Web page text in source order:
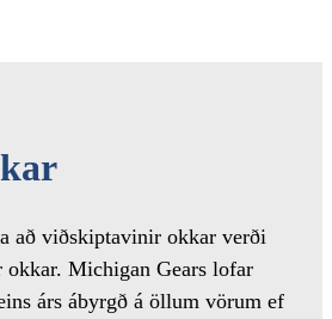
að viðskiptavinir okkar verði
Michigan Gears lofar
árs ábyrgð á öllum vörum ef